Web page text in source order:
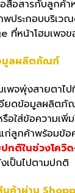
สื่อสารกับลูกค้า
พประกอบบริเว
ที่หน้าโฮมเพจ
มูลผลิตภัณฑ์
เพจพุ่งสายตาไ
ยดข้อมูลผลิตภั
อใส่ข้อความเพิ่
ก่ลูกค้าพร้อมข้อ
กติในช่วงโควิด
งเป็นไปตามปกติ